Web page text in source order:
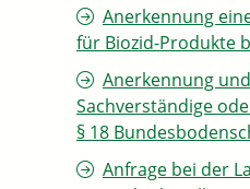
Anerkennung
für Biozid-Produkte
Anerkennung
Sachverständige
§ 18
Anfrage bei der